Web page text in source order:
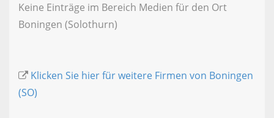
Keine Einträge im Bereich Medien für den Ort
Boningen (Solothurn)
Klicken Sie hier für weitere Firmen von Boningen
(SO)